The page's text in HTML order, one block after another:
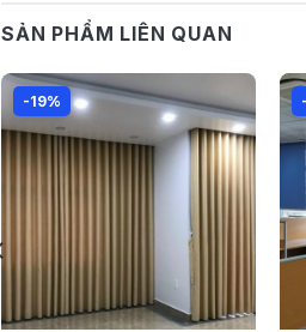
Cản sáng
Rèm lá dọcvăn phòng giá rẻ
năng cản sáng bằng cách
các lá rèm. Bạn có thể xoay lá
ánh sáng từ ngoài trời vào
giúp tạo điều kiện làm việc
hoặc ánh sáng mạnh gây khó
Nhớ rằng hiệu suất của rèm lá
nắng, cản nhiệt và cản sáng
SẢN PHẨM LIÊN QUAN
-19%